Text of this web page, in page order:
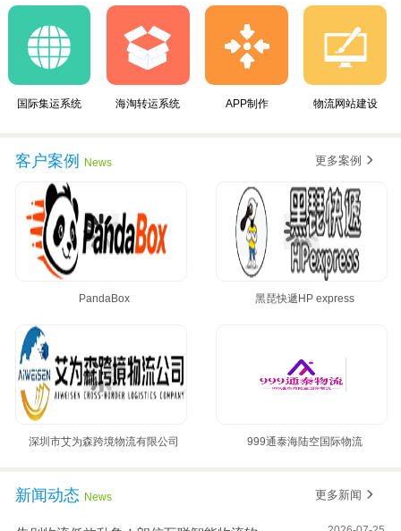
朗信集运系统手机端快速下单教程
朗信集运系统与广州飞通物流签订《集运系统》合同！
黄金8月，朗信再次签约多家国际集运公司~
国际集运系统 海淘转运系统 APP制作 物流网站建设
客户案例 News 更多案例
PandaBox 黑琵快遞HP express
深圳市艾为森跨境物流有限公司 999通泰海陆空国际物流
新闻动态 News 更多新闻